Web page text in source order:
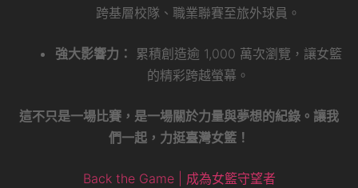
跨基層校隊、職業聯賽至旅外球員。
強大影響力：
累積創造逾 1,000 萬次瀏覽，讓女籃
的精彩跨越螢幕。
這不只是一場比賽，是一場關於力量與夢想的紀錄。讓我
們一起，力挺臺灣女籃！
Back the Game | 成為女籃守望者